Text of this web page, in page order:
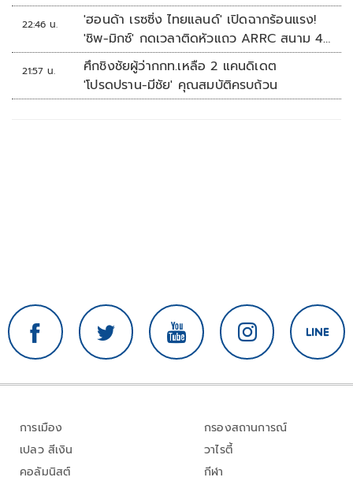
22:46 น.
'ฮอนด้า เรซซิ่ง ไทยแลนด์' เปิดฉากร้อนแรง!
'ชิพ-มิกซ์' กดเวลาติดหัวแถว ARRC สนาม 4
ที่มัลดาลิกา
21:57 น.
ศึกชิงชัยผู้ว่ากกท.เหลือ 2 แคนดิเดต
'โปรดปราน-มีชัย' คุณสมบัติครบถ้วน
การเมือง
เปลว สีเงิน
คอลัมนิสต์
กรองสถานการณ์
วาไรตี้
กีฬา